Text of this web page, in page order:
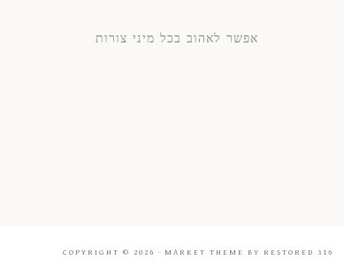
אפשר לאהוב בכל מיני צורות
COPYRIGHT © 2026 · MARKET THEME BY RESTORED 316